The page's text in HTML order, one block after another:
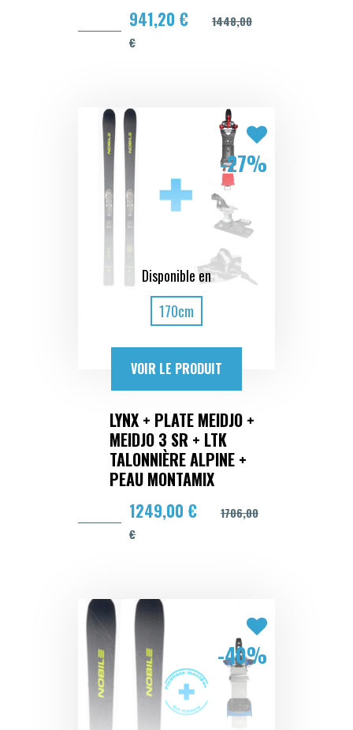
941,20 €
1448,00
€
Disponible en
170cm
-27%
VOIR LE PRODUIT
LYNX + PLATE MEIDJO +
MEIDJO 3 SR + LTK
TALONNIÈRE ALPINE +
PEAU MONTAMIX
1249,00 €
1706,00
€
-40%